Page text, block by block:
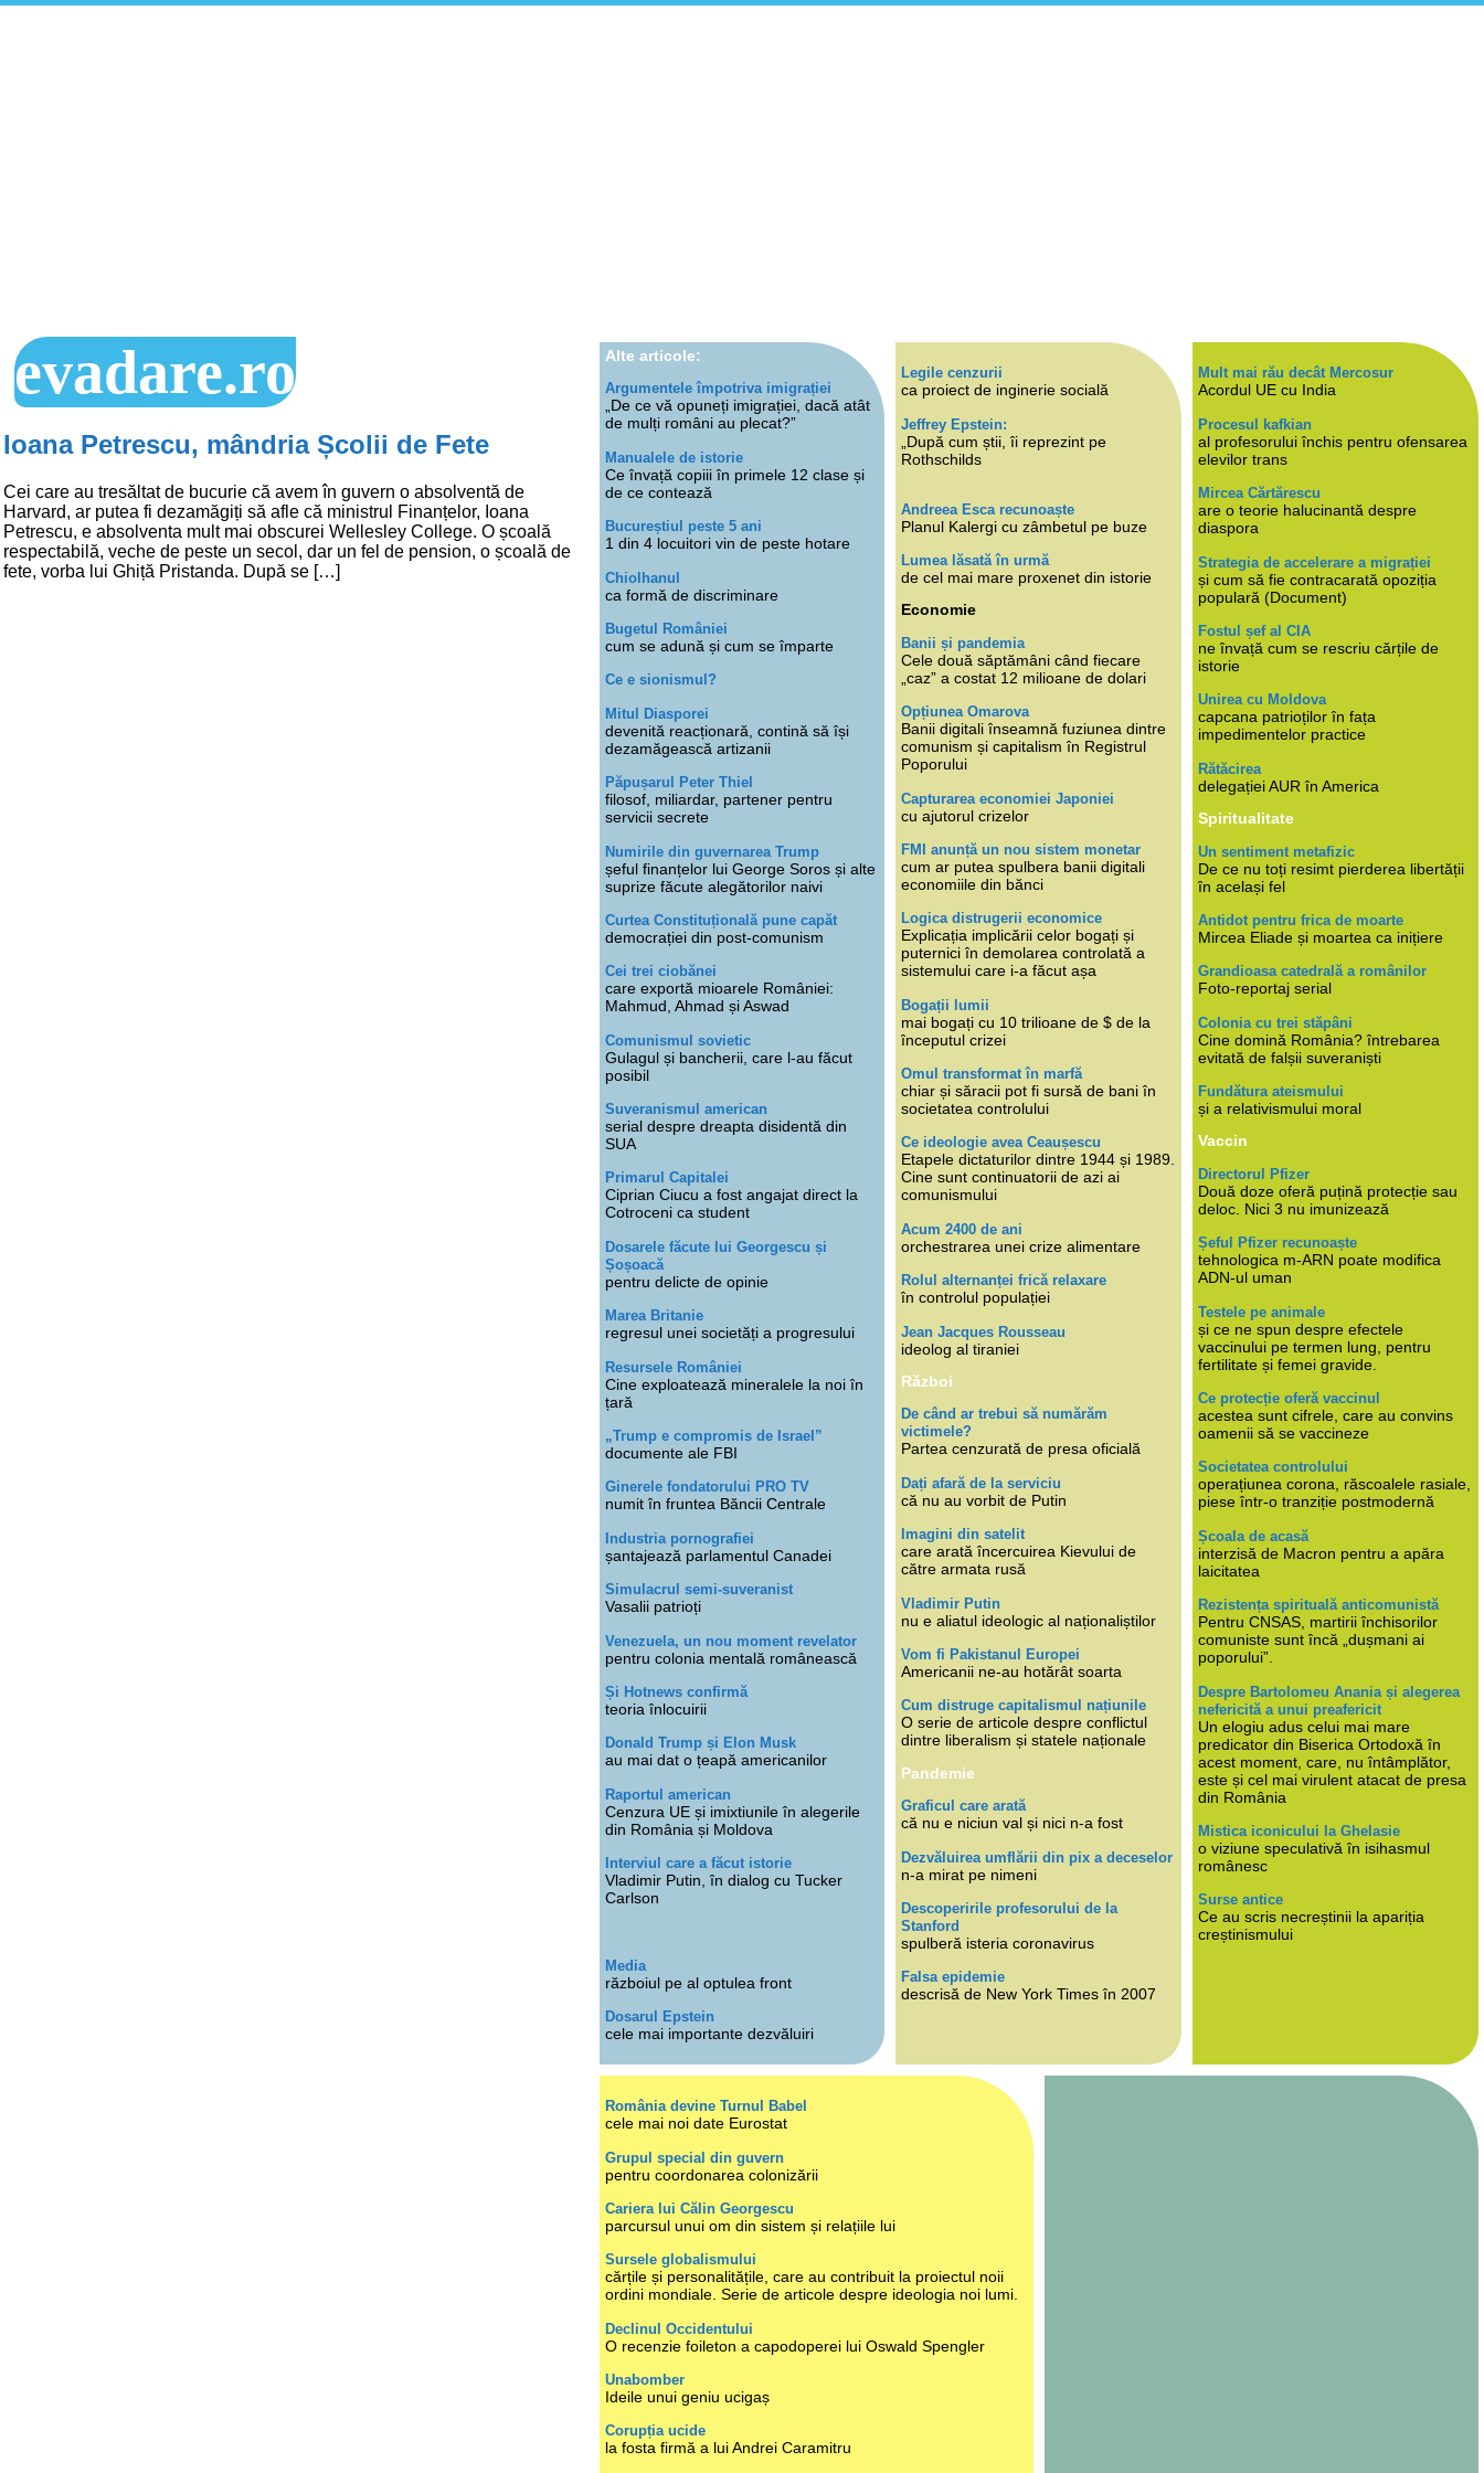
evadare.ro
Ioana Petrescu, mândria Școlii de Fete
Cei care au tresăltat de bucurie că avem în guvern o absolventă de
Harvard, ar putea fi dezamăgiți să afle că ministrul Finanțelor, Ioana
Petrescu, e absolventa mult mai obscurei Wellesley College. O școală
respectabilă, veche de peste un secol, dar un fel de pension, o școală de
fete, vorba lui Ghiță Pristanda. După se […]
Alte articole:
Argumentele împotriva imigrației
„De ce vă opuneți imigrației, dacă atât
de mulți români au plecat?”
Manualele de istorie
Ce învață copiii în primele 12 clase și
de ce contează
Bucureștiul peste 5 ani
1 din 4 locuitori vin de peste hotare
Chiolhanul
ca formă de discriminare
Bugetul României
cum se adună și cum se împarte
Ce e sionismul?
Mitul Diasporei
devenită reacționară, contină să își
dezamăgească artizanii
Păpușarul Peter Thiel
filosof, miliardar, partener pentru
servicii secrete
Numirile din guvernarea Trump
șeful finanțelor lui George Soros și alte
suprize făcute alegătorilor naivi
Curtea Constituțională pune capăt
democrației din post-comunism
Cei trei ciobănei
care exportă mioarele României:
Mahmud, Ahmad și Aswad
Comunismul sovietic
Gulagul și bancherii, care l-au făcut
posibil
Suveranismul american
serial despre dreapta disidentă din
SUA
Primarul Capitalei
Ciprian Ciucu a fost angajat direct la
Cotroceni ca student
Dosarele făcute lui Georgescu și
Șoșoacă
pentru delicte de opinie
Marea Britanie
regresul unei societăți a progresului
Resursele României
Cine exploatează mineralele la noi în
țară
„Trump e compromis de Israel”
documente ale FBI
Ginerele fondatorului PRO TV
numit în fruntea Băncii Centrale
Industria pornografiei
șantajează parlamentul Canadei
Simulacrul semi-suveranist
Vasalii patrioți
Venezuela, un nou moment revelator
pentru colonia mentală românească
Și Hotnews confirmă
teoria înlocuirii
Donald Trump și Elon Musk
au mai dat o țeapă americanilor
Raportul american
Cenzura UE și imixtiunile în alegerile
din România și Moldova
Interviul care a făcut istorie
Vladimir Putin, în dialog cu Tucker
Carlson
Media
războiul pe al optulea front
Dosarul Epstein
cele mai importante dezvăluiri
Legile cenzurii
ca proiect de inginerie socială
Jeffrey Epstein:
„După cum știi, îi reprezint pe
Rothschilds
Andreea Esca recunoaște
Planul Kalergi cu zâmbetul pe buze
Lumea lăsată în urmă
de cel mai mare proxenet din istorie
Economie
Banii și pandemia
Cele două săptămâni când fiecare
„caz” a costat 12 milioane de dolari
Opțiunea Omarova
Banii digitali înseamnă fuziunea dintre
comunism și capitalism în Registrul
Poporului
Capturarea economiei Japoniei
cu ajutorul crizelor
FMI anunță un nou sistem monetar
cum ar putea spulbera banii digitali
economiile din bănci
Logica distrugerii economice
Explicația implicării celor bogați și
puternici în demolarea controlată a
sistemului care i-a făcut așa
Bogații lumii
mai bogați cu 10 trilioane de $ de la
începutul crizei
Omul transformat în marfă
chiar și săracii pot fi sursă de bani în
societatea controlului
Ce ideologie avea Ceaușescu
Etapele dictaturilor dintre 1944 și 1989.
Cine sunt continuatorii de azi ai
comunismului
Acum 2400 de ani
orchestrarea unei crize alimentare
Rolul alternanței frică relaxare
în controlul populației
Jean Jacques Rousseau
ideolog al tiraniei
Război
De când ar trebui să numărăm
victimele?
Partea cenzurată de presa oficială
Dați afară de la serviciu
că nu au vorbit de Putin
Imagini din satelit
care arată încercuirea Kievului de
către armata rusă
Vladimir Putin
nu e aliatul ideologic al naționaliștilor
Vom fi Pakistanul Europei
Americanii ne-au hotărât soarta
Cum distruge capitalismul națiunile
O serie de articole despre conflictul
dintre liberalism și statele naționale
Pandemie
Graficul care arată
că nu e niciun val și nici n-a fost
Dezvăluirea umflării din pix a deceselor
n-a mirat pe nimeni
Descoperirile profesorului de la
Stanford
spulberă isteria coronavirus
Falsa epidemie
descrisă de New York Times în 2007
Mult mai rău decât Mercosur
Acordul UE cu India
Procesul kafkian
al profesorului închis pentru ofensarea
elevilor trans
Mircea Cărtărescu
are o teorie halucinantă despre
diaspora
Strategia de accelerare a migrației
și cum să fie contracarată opoziția
populară (Document)
Fostul șef al CIA
ne învață cum se rescriu cărțile de
istorie
Unirea cu Moldova
capcana patrioților în fața
impedimentelor practice
Rătăcirea
delegației AUR în America
Spiritualitate
Un sentiment metafizic
De ce nu toți resimt pierderea libertății
în același fel
Antidot pentru frica de moarte
Mircea Eliade și moartea ca inițiere
Grandioasa catedrală a românilor
Foto-reportaj serial
Colonia cu trei stăpâni
Cine domină România? întrebarea
evitată de falșii suveraniști
Fundătura ateismului
și a relativismului moral
Vaccin
Directorul Pfizer
Două doze oferă puțină protecție sau
deloc. Nici 3 nu imunizează
Șeful Pfizer recunoaște
tehnologica m-ARN poate modifica
ADN-ul uman
Testele pe animale
și ce ne spun despre efectele
vaccinului pe termen lung, pentru
fertilitate și femei gravide.
Ce protecție oferă vaccinul
acestea sunt cifrele, care au convins
oamenii să se vaccineze
Societatea controlului
operațiunea corona, răscoalele rasiale,
piese într-o tranziție postmodernă
Școala de acasă
interzisă de Macron pentru a apăra
laicitatea
Rezistența spirituală anticomunistă
Pentru CNSAS, martirii închisorilor
comuniste sunt încă „dușmani ai
poporului”.
Despre Bartolomeu Anania și alegerea
nefericită a unui preafericit
Un elogiu adus celui mai mare
predicator din Biserica Ortodoxă în
acest moment, care, nu întâmplător,
este și cel mai virulent atacat de presa
din România
Mistica iconicului la Ghelasie
o viziune speculativă în isihasmul
românesc
Surse antice
Ce au scris necreștinii la apariția
creștinismului
România devine Turnul Babel
cele mai noi date Eurostat
Grupul special din guvern
pentru coordonarea colonizării
Cariera lui Călin Georgescu
parcursul unui om din sistem și relațiile lui
Sursele globalismului
cărțile și personalitățile, care au contribuit la proiectul noii
ordini mondiale. Serie de articole despre ideologia noi lumi.
Declinul Occidentului
O recenzie foileton a capodoperei lui Oswald Spengler
Unabomber
Ideile unui geniu ucigaș
Corupția ucide
la fosta firmă a lui Andrei Caramitru